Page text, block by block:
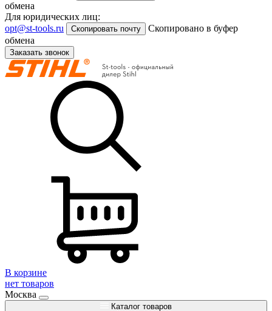
обмена
Для юридических лиц:
opt@st-tools.ru
Скопировать почту
Скопировано в буфер
обмена
Заказать звонок
В корзине
нет товаров
Москва
Каталог товаров